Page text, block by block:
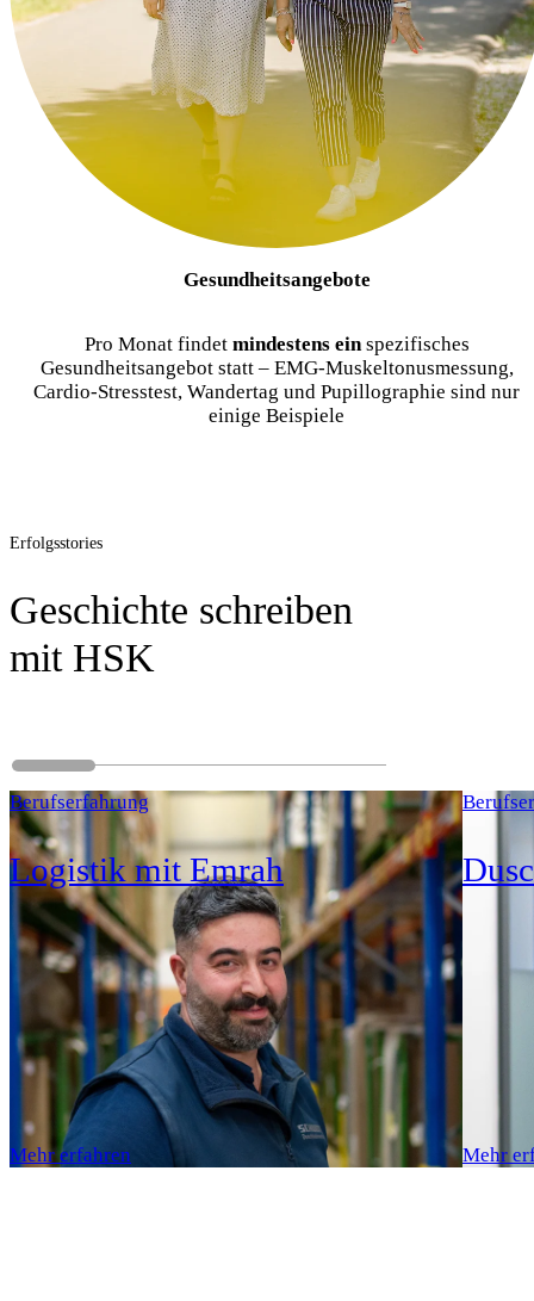
Gesundheitsangebote
Pro Monat findet mindestens einspezifisches
Gesundheitsangebot statt – EMG-Muskeltonusmessung,
Cardio-Stresstest, Wandertag und Pupillographie sind nur
einige Beispiele
Erfolgsstories
Geschichte schreiben
mit HSK
Berufserfahrung
Logistik mit Emrah
Mehr erfahren Mehr